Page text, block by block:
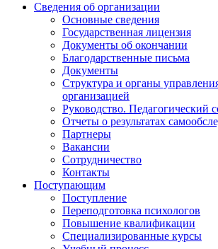
Сведения об организации
Основные сведения
Государственная лицензия
Документы об окончании
Благодарственные письма
Документы
Структура и органы
организацией
Руководство. Педагогический
Отчеты о результатах
Партнеры
Вакансии
Сотрудничество
Контакты
Поступающим
Поступление
Переподготовка психологов
Повышение квалификации
Специализированные курсы